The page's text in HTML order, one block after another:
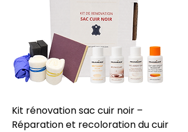
Kit rénovation sac cuir noir –
Réparation et recoloration du cuir